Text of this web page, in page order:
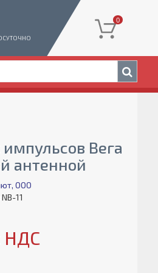
0
импульсов Вега
антенной
ООО
11
НДС